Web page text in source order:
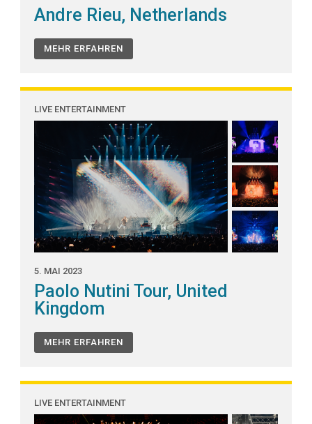
Andre Rieu, Netherlands
MEHR ERFAHREN
LIVE ENTERTAINMENT
5. MAI 2023
Paolo Nutini Tour, United
Kingdom
MEHR ERFAHREN
LIVE ENTERTAINMENT